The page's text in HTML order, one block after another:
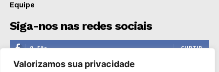
Valorizamos sua privacidade
Equipe
Siga-nos nas redes sociais
0 Fãs CURTIR
0 Seguidores